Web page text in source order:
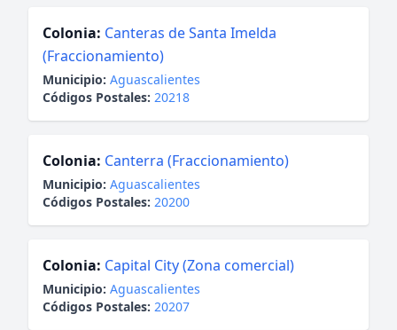
Colonia: Canteras de Santa Imelda
(Fraccionamiento)
Municipio: Aguascalientes
Códigos Postales: 20218
Colonia: Canterra (Fraccionamiento)
Municipio: Aguascalientes
Códigos Postales: 20200
Colonia: Capital City (Zona comercial)
Municipio: Aguascalientes
Códigos Postales: 20207